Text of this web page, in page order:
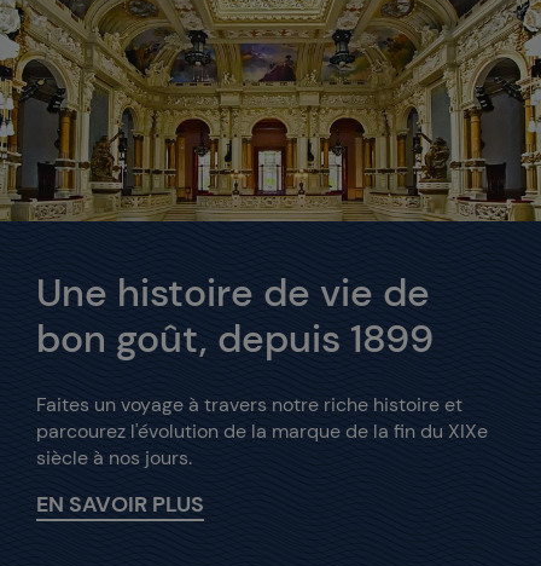
Une histoire de vie de
bon goût, depuis 1899
Faites un voyage à travers notre riche histoire et
parcourez l'évolution de la marque de la fin du XIXe
siècle à nos jours.
EN SAVOIR PLUS